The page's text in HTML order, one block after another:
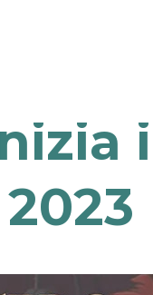
2023